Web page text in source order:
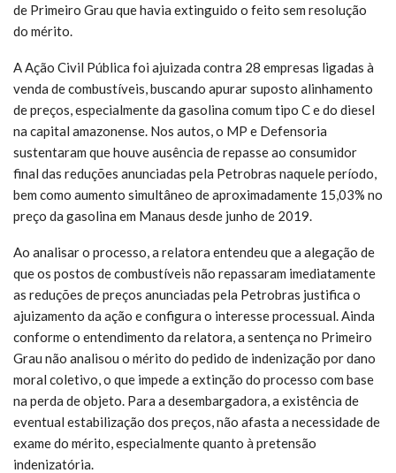
de Primeiro Grau que havia extinguido o feito sem resolução
do mérito.
A Ação Civil Pública foi ajuizada contra 28 empresas ligadas à
venda de combustíveis, buscando apurar suposto alinhamento
de preços, especialmente da gasolina comum tipo C e do diesel
na capital amazonense. Nos autos, o MP e Defensoria
sustentaram que houve ausência de repasse ao consumidor
final das reduções anunciadas pela Petrobras naquele período,
bem como aumento simultâneo de aproximadamente 15,03% no
preço da gasolina em Manaus desde junho de 2019.
Ao analisar o processo, a relatora entendeu que a alegação de
que os postos de combustíveis não repassaram imediatamente
as reduções de preços anunciadas pela Petrobras justifica o
ajuizamento da ação e configura o interesse processual. Ainda
conforme o entendimento da relatora, a sentença no Primeiro
Grau não analisou o mérito do pedido de indenização por dano
moral coletivo, o que impede a extinção do processo com base
na perda de objeto. Para a desembargadora, a existência de
eventual estabilização dos preços, não afasta a necessidade de
exame do mérito, especialmente quanto à pretensão
indenizatória.